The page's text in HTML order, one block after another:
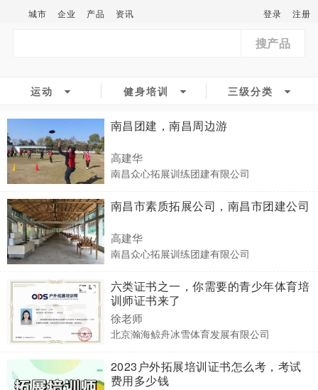
城市 企业 产品 资讯 登录 注册
搜产品
运动 健身培训 三级分类
南昌团建，南昌周边游
高建华
南昌众心拓展训练团建有限公司
南昌市素质拓展公司，南昌市团建公司
高建华
南昌众心拓展训练团建有限公司
六类证书之一，你需要的青少年体育培
训师证书来了
徐老师
北京瀚海鲸舟冰雪体育发展有限公司
2023户外拓展培训证书怎么考，考试
费用多少钱